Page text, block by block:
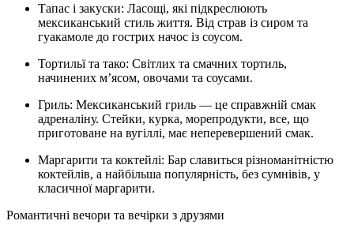
Тапас і закуски: Ласощі, які підкреслюють
мексиканський стиль життя. Від страв із сиром та
гуакамоле до гострих начос із соусом.
Тортильї та тако: Світлих та смачних тортиль,
начинених м’ясом, овочами та соусами.
Гриль: Мексиканський гриль — це справжній смак
адреналіну. Стейки, курка, морепродукти, все, що
приготоване на вугіллі, має неперевершений смак.
Маргарити та коктейлі: Бар славиться різноманітністю
коктейлів, а найбільша популярність, без сумнівів, у
класичної маргарити.
Романтичні вечори та вечірки з друзями